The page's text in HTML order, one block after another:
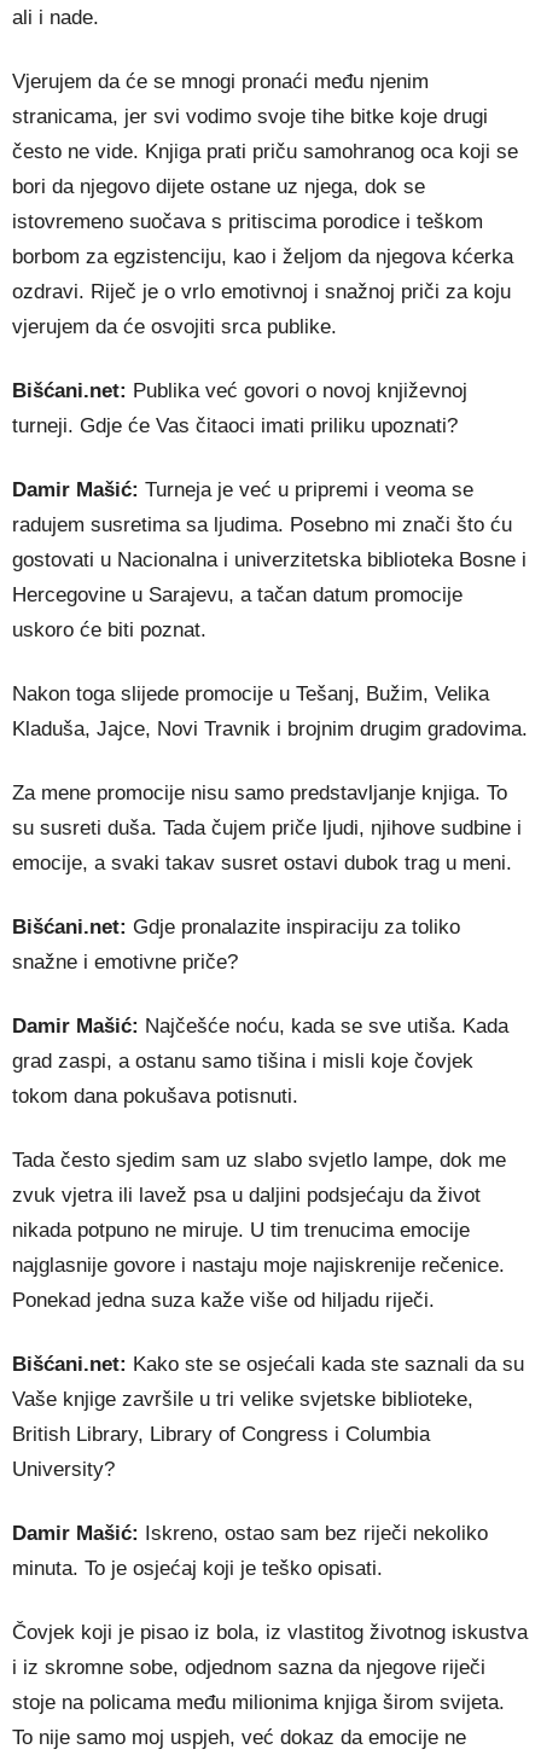
ali i nade.
Vjerujem da će se mnogi pronaći među njenim
stranicama, jer svi vodimo svoje tihe bitke koje drugi
često ne vide. Knjiga prati priču samohranog oca koji se
bori da njegovo dijete ostane uz njega, dok se
istovremeno suočava s pritiscima porodice i teškom
borbom za egzistenciju, kao i željom da njegova kćerka
ozdravi. Riječ je o vrlo emotivnoj i snažnoj priči za koju
vjerujem da će osvojiti srca publike.
Bišćani.net: Publika već govori o novoj književnoj
turneji. Gdje će Vas čitaoci imati priliku upoznati?
Damir Mašić: Turneja je već u pripremi i veoma se
radujem susretima sa ljudima. Posebno mi znači što ću
gostovati u Nacionalna i univerzitetska biblioteka Bosne i
Hercegovine u Sarajevu, a tačan datum promocije
uskoro će biti poznat.
Nakon toga slijede promocije u Tešanj, Bužim, Velika
Kladuša, Jajce, Novi Travnik i brojnim drugim gradovima.
Za mene promocije nisu samo predstavljanje knjiga. To
su susreti duša. Tada čujem priče ljudi, njihove sudbine i
emocije, a svaki takav susret ostavi dubok trag u meni.
Bišćani.net: Gdje pronalazite inspiraciju za toliko
snažne i emotivne priče?
Damir Mašić: Najčešće noću, kada se sve utiša. Kada
grad zaspi, a ostanu samo tišina i misli koje čovjek
tokom dana pokušava potisnuti.
Tada često sjedim sam uz slabo svjetlo lampe, dok me
zvuk vjetra ili lavež psa u daljini podsjećaju da život
nikada potpuno ne miruje. U tim trenucima emocije
najglasnije govore i nastaju moje najiskrenije rečenice.
Ponekad jedna suza kaže više od hiljadu riječi.
Bišćani.net: Kako ste se osjećali kada ste saznali da su
Vaše knjige završile u tri velike svjetske biblioteke,
British Library, Library of Congress i Columbia
University?
Damir Mašić: Iskreno, ostao sam bez riječi nekoliko
minuta. To je osjećaj koji je teško opisati.
Čovjek koji je pisao iz bola, iz vlastitog životnog iskustva
i iz skromne sobe, odjednom sazna da njegove riječi
stoje na policama među milionima knjiga širom svijeta.
To nije samo moj uspjeh, već dokaz da emocije ne